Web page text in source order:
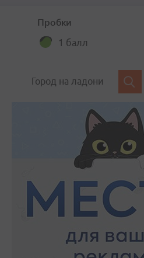
Пробки
1 балл
Город на ладони